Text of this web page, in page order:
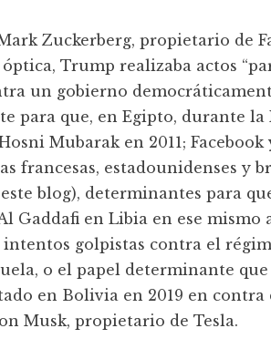
Zuckerberg, propietario de
Trump realizaba actos
un gobierno
para que, en Egipto, durante
Mubarak en 2011;
francesas, estadounidenses y
blog), determinantes para
Gaddafi en Libia en ese mismo
golpistas contra el
o el papel determinante
en Bolivia en 2019 en contra
Musk, propietario de Tesla.